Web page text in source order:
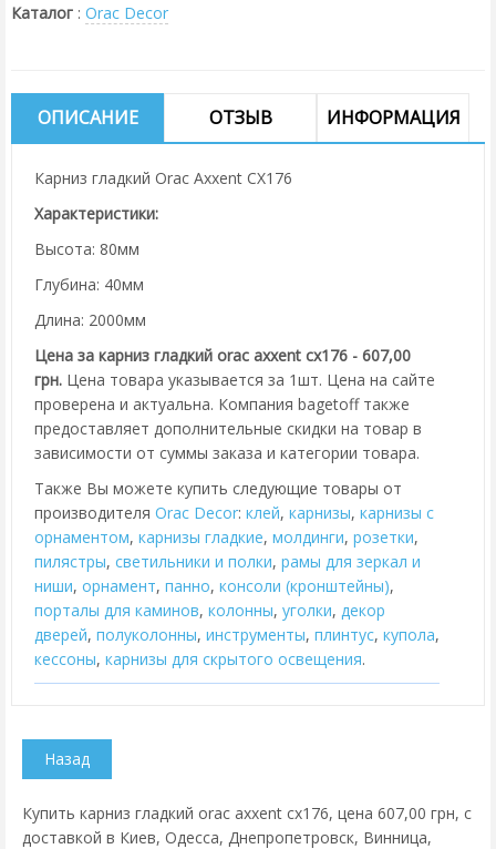
Каталог : Orac Decor
ОПИСАНИЕ ОТЗЫВ ИНФОРМАЦИЯ
Карниз гладкий Orac Axxent CX176
Характеристики:
Высота: 80мм
Глубина: 40мм
Длина: 2000мм
Цена за карниз гладкий orac axxent cx176 - 607,00
грн. Цена товара указывается за 1шт. Цена на сайте
проверена и актуальна. Компания bagetoff также
предоставляет дополнительные скидки на товар в
зависимости от суммы заказа и категории товара.
Также Вы можете купить следующие товары от
производителя Orac Decor: клей, карнизы, карнизы с
орнаментом, карнизы гладкие, молдинги, розетки,
пилястры, cветильники и полки, рамы для зеркал и
ниши, орнамент, панно, консоли (кронштейны),
порталы для каминов, колонны, уголки, декор
дверей, полуколонны, инструменты, плинтус, купола,
кессоны, карнизы для скрытого освещения.
Купить карниз гладкий orac axxent cx176, цена 607,00 грн, с
доставкой в Киев, Одесса, Днепропетровск, Винница,